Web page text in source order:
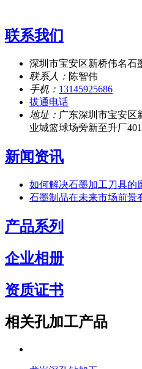
联系我们
深圳市宝安区新桥伟名石
联系人： 陈智伟
手机： 13145925686
拔通电话
地址： 广东深圳市宝安区
业城篮球场旁新至升厂401
新闻资讯
如何解决石墨加工刀具的
石墨制品在未来市场前景
产品系列
企业相册
资质证书
相关孔加工产品